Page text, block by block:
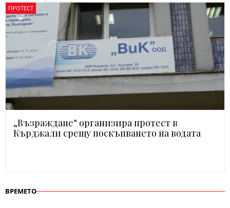
ПРОТЕСТ
„Възраждане“ организира протест в
Кърджали срещу поскъпването на водата
ВРЕМЕТО